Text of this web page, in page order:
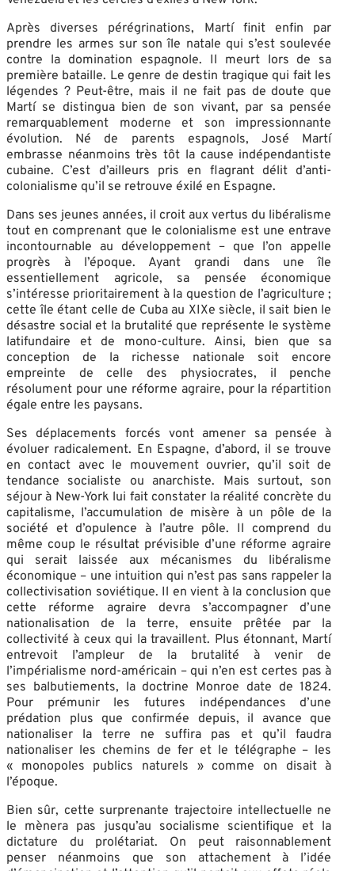
Après diverses pérégrinations, Martí finit enfin par
prendre les armes sur son île natale qui s’est soulevée
contre la domination espagnole. Il meurt lors de sa
première bataille. Le genre de destin tragique qui fait les
légendes ? Peut-être, mais il ne fait pas de doute que
Martí se distingua bien de son vivant, par sa pensée
remarquablement moderne et son impressionnante
évolution. Né de parents espagnols, José Martí
embrasse néanmoins très tôt la cause indépendantiste
cubaine. C’est d’ailleurs pris en flagrant délit d’anti-
colonialisme qu’il se retrouve éxilé en Espagne.
Dans ses jeunes années, il croit aux vertus du libéralisme
tout en comprenant que le colonialisme est une entrave
incontournable au développement – que l’on appelle
progrès à l’époque. Ayant grandi dans une île
essentiellement agricole, sa pensée économique
s’intéresse prioritairement à la question de l’agriculture ;
cette île étant celle de Cuba au XIXe siècle, il sait bien le
désastre social et la brutalité que représente le système
latifundaire et de mono-culture. Ainsi, bien que sa
conception de la richesse nationale soit encore
empreinte de celle des physiocrates, il penche
résolument pour une réforme agraire, pour la répartition
égale entre les paysans.
Ses déplacements forcés vont amener sa pensée à
évoluer radicalement. En Espagne, d’abord, il se trouve
en contact avec le mouvement ouvrier, qu’il soit de
tendance socialiste ou anarchiste. Mais surtout, son
séjour à New-York lui fait constater la réalité concrète du
capitalisme, l’accumulation de misère à un pôle de la
société et d’opulence à l’autre pôle. Il comprend du
même coup le résultat prévisible d’une réforme agraire
qui serait laissée aux mécanismes du libéralisme
économique – une intuition qui n’est pas sans rappeler la
collectivisation soviétique. Il en vient à la conclusion que
cette réforme agraire devra s’accompagner d’une
nationalisation de la terre, ensuite prêtée par la
collectivité à ceux qui la travaillent. Plus étonnant, Martí
entrevoit l’ampleur de la brutalité à venir de
l’impérialisme nord-américain – qui n’en est certes pas à
ses balbutiements, la doctrine Monroe date de 1824.
Pour prémunir les futures indépendances d’une
prédation plus que confirmée depuis, il avance que
nationaliser la terre ne suffira pas et qu’il faudra
nationaliser les chemins de fer et le télégraphe – les
« monopoles publics naturels » comme on disait à
l’époque.
Bien sûr, cette surprenante trajectoire intellectuelle ne
le mènera pas jusqu’au socialisme scientifique et la
dictature du prolétariat. On peut raisonnablement
penser néanmoins que son attachement à l’idée